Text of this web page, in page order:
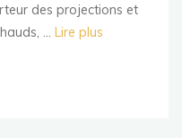
des projections et
…Lire plus